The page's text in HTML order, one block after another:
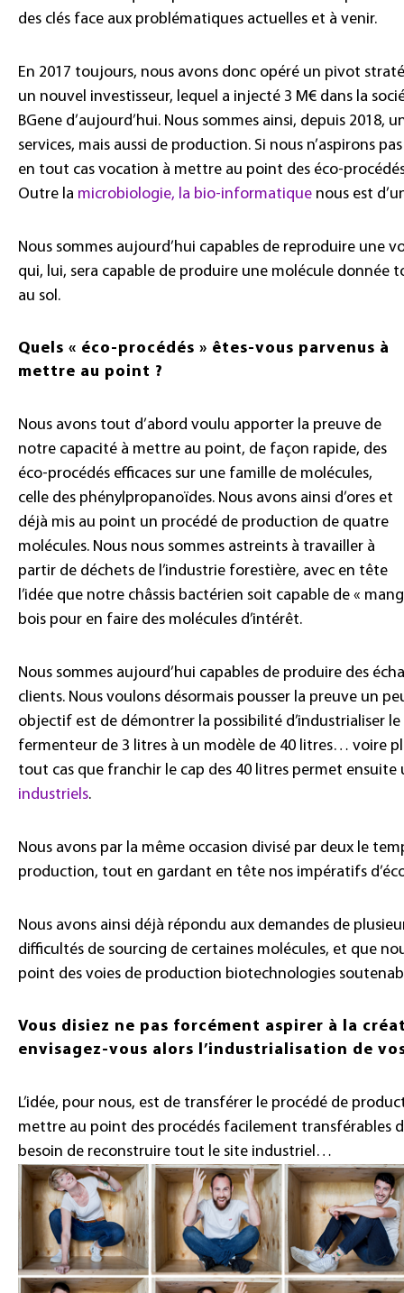
des clés face aux problématiques actuelles et à venir.
En 2017 toujours, nous avons donc opéré un pivot
un nouvel investisseur, lequel a injecté 3 M€ dans la
BGene d’aujourd’hui. Nous sommes ainsi, depuis 2018,
services, mais aussi de production. Si nous n’aspirons
en tout cas vocation à mettre au point des éco-
Outre la microbiologie, la bio-informatique nous est
Nous sommes aujourd’hui capables de reproduire une
qui, lui, sera capable de produire une molécule donnée
au sol.
Quels « éco-procédés » êtes-vous parvenus à
mettre au point ?
Nous avons tout d’abord voulu apporter la preuve de
notre capacité à mettre au point, de façon rapide, des
éco-procédés efficaces sur une famille de molécules,
celle des phénylpropanoïdes. Nous avons ainsi d’ores et
déjà mis au point un procédé de production de quatre
molécules. Nous nous sommes astreints à travailler à
partir de déchets de l’industrie forestière, avec en tête
l’idée que notre châssis bactérien soit capable de «
bois pour en faire des molécules d’intérêt.
Nous sommes aujourd’hui capables de produire des
clients. Nous voulons désormais pousser la preuve un
objectif est de démontrer la possibilité d’industrialiser le
fermenteur de 3 litres à un modèle de 40 litres… voire
tout cas que franchir le cap des 40 litres permet
industriels.
Nous avons par la même occasion divisé par deux le
production, tout en gardant en tête nos impératifs
Nous avons ainsi déjà répondu aux demandes de
difficultés de sourcing de certaines molécules, et que
point des voies de production biotechnologies
Vous disiez ne pas forcément aspirer à la
envisagez-vous alors l’industrialisation de
L’idée, pour nous, est de transférer le procédé de
mettre au point des procédés facilement transférables
besoin de reconstruire tout le site industriel…